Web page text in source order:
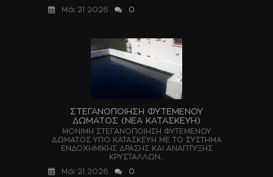
Μάι 21 2026
0
ΣΤΕΓΑΝΟΠΟΙΗΣΗ ΦΥΤΕΜΕΝΟΥ
ΔΩΜΑΤΟΣ (ΝΕΑ ΚΑΤΑΣΚΕΥΗ)
ΜΟΝΙΜΗ ΣΤΕΓΑΝΟΠΟΙΗΣΗ ΦΥΤΕΜΕΝΟΥ
ΔΩΜΑΤΟΣ ΥΠΟ ΚΑΤΑΣΚΕΥΗ ΜΕ ΤΟ ΣΥΣΤΗΜΑ
ΕΝΔΟΧΗΜΙΚΗΣ ΔΡΑΣΗΣ ΚΑΙ ΑΝΑΠΤΥΞΗΣ
ΚΡΥΣΤΑΛΛΩΝ...
Μάι 21 2026
0